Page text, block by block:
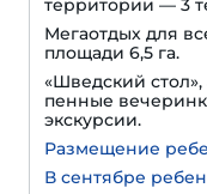
территории — 3
Мегаотдых для
площади 6,5 га.
«Шведский
пенные
экскурсии.
Размещение
В сентябре